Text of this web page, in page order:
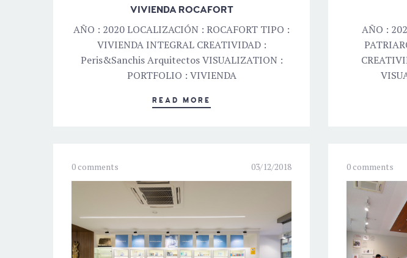
VIVIENDA ROCAFORT
AÑO : 2020 LOCALIZACIÓN : ROCAFORT TIPO :
VIVIENDA INTEGRAL CREATIVIDAD :
Peris&Sanchis Arquitectos VISUALIZATION :
PORTFOLIO : VIVIENDA
READ MORE
AÑO :
0 comments 03/12/2018 0 comments